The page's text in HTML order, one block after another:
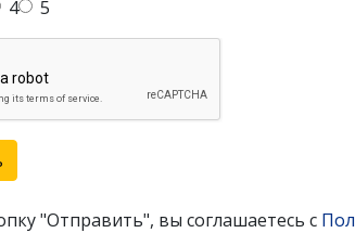
4 5
"Отправить", вы соглашаетесь с